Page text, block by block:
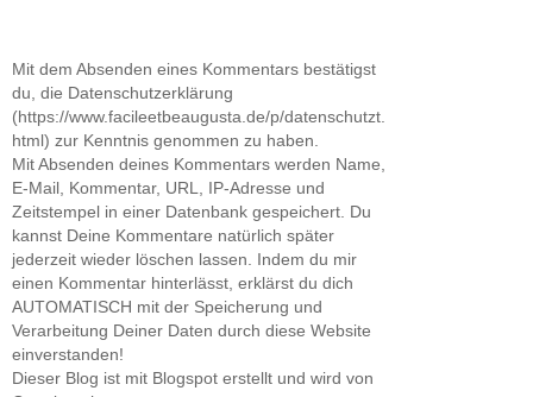
Mit dem Absenden eines Kommentars bestätigst
du, die Datenschutzerklärung
(https://www.facileetbeaugusta.de/p/datenschutzt.
html) zur Kenntnis genommen zu haben.
Mit Absenden deines Kommentars werden Name,
E-Mail, Kommentar, URL, IP-Adresse und
Zeitstempel in einer Datenbank gespeichert. Du
kannst Deine Kommentare natürlich später
jederzeit wieder löschen lassen. Indem du mir
einen Kommentar hinterlässt, erklärst du dich
AUTOMATISCH mit der Speicherung und
Verarbeitung Deiner Daten durch diese Website
einverstanden!
Dieser Blog ist mit Blogspot erstellt und wird von